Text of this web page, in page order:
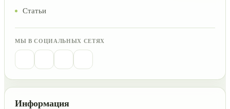
Статьи
МЫ В СОЦИАЛЬНЫХ СЕТЯХ
Информация